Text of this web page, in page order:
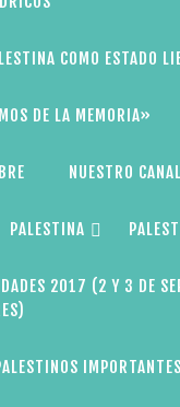
COMO ESTADO
DE LA MEMORIA»
NUESTRO
PALESTINA
2017 (2 Y 3 DE